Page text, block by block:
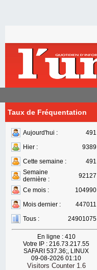
Taux de Fréquentation
Aujourd'hui :
491
Hier :
9389
Cette semaine :
491
Semaine
dernière :
92127
Ce mois :
104990
Mois dernier :
447011
Tous :
24901075
En ligne : 410
Votre IP : 216.73.217.55
SAFARI 537.36;, LINUX
09-08-2026 01:10
Visitors Counter 1.6